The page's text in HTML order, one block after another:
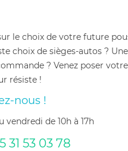
le choix de votre future
choix de sièges-autos ?
? Venez poser
résiste !
nous !
vendredi de 10h à 17h
31 53 03 78